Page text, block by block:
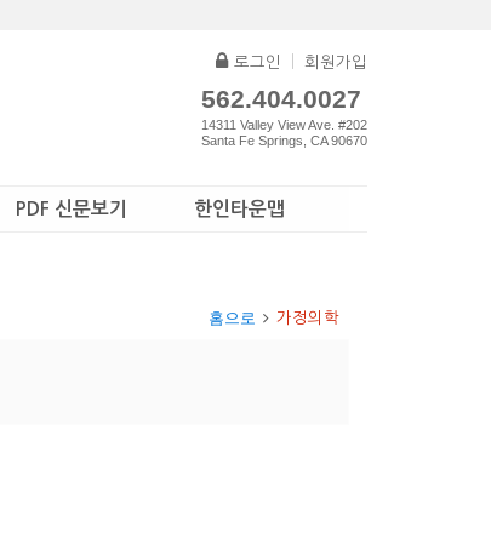
로그인 회원가입
562.404.0027
14311 Valley View Ave. #202
Santa Fe Springs, CA 90670
PDF 신문보기 한인타운맵
홈으로 가정의학